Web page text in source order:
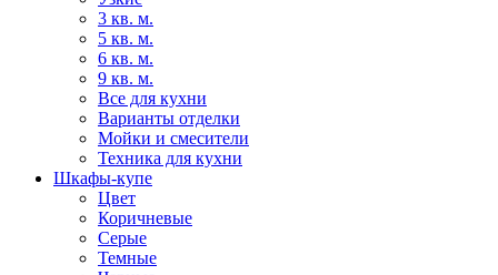
3 кв. м.
5 кв. м.
6 кв. м.
9 кв. м.
Все для кухни
Варианты отделки
Мойки и смесители
Техника для кухни
Шкафы-купе
Цвет
Коричневые
Серые
Темные